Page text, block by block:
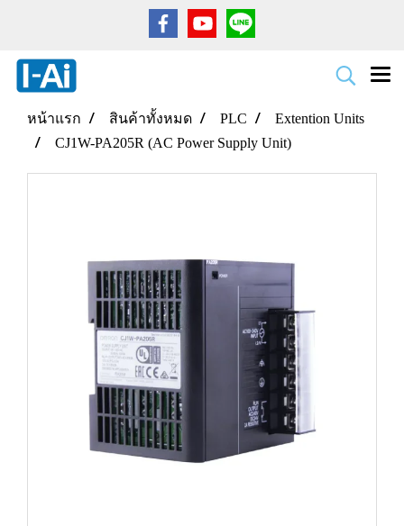
หน้าแรก สินค้าทั้งหมด PLC
Extention Units
CJ1W-PA205R (AC Power Supply Unit)